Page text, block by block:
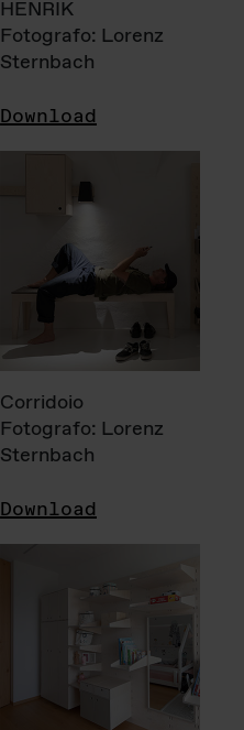
HENRIK
Fotografo: Lorenz
Sternbach
Download
Corridoio
Fotografo: Lorenz
Sternbach
Download